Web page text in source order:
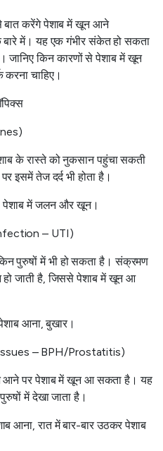
बात करेंगे पेशाब में खून आने
में। यह एक गंभीर संकेत हो सकता
जानिए किन कारणों से पेशाब में खून
चाहिए।
के रास्ते को नुकसान पहुंचा सकती
तेज दर्द भी होता है।
पेशाब में जलन और खून।
– UTI)
पुरुषों में भी हो सकता है। संक्रमण
जाती है, जिससे पेशाब में खून आ
आना, बुखार।
– BPH/Prostatitis)
आने पर पेशाब में खून आ सकता है। यह
में देखा जाता है।
आना, रात में बार-बार उठकर पेशाब